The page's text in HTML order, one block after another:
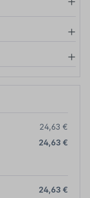
24,63 €
24,63 €
24,63 €